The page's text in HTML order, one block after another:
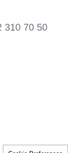
310 70 50